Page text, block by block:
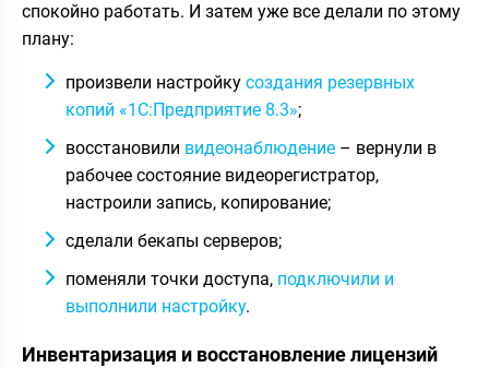
спокойно работать. И затем уже все делали по этому
плану:
произвели настройку создания резервных
копий «1С:Предприятие 8.3»;
восстановили видеонаблюдение – вернули в
рабочее состояние видеорегистратор,
настроили запись, копирование;
сделали бекапы серверов;
поменяли точки доступа, подключили и
выполнили настройку.
Инвентаризация и восстановление лицензий